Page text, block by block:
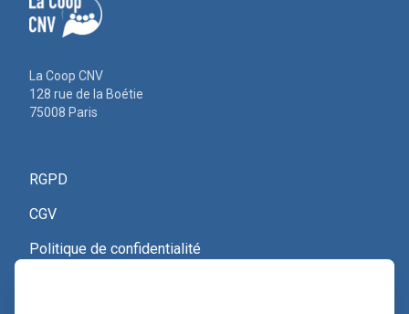
La Coop CNV
128 rue de la Boétie
75008 Paris
RGPD
CGV
Politique de confidentialité